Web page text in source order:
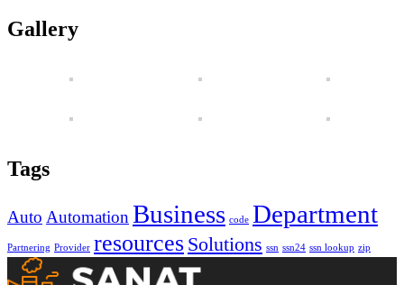
Gallery
Tags
Auto Automation Business code Department
Partnering Provider resources Solutions ssn ssn24 ssn lookup zip